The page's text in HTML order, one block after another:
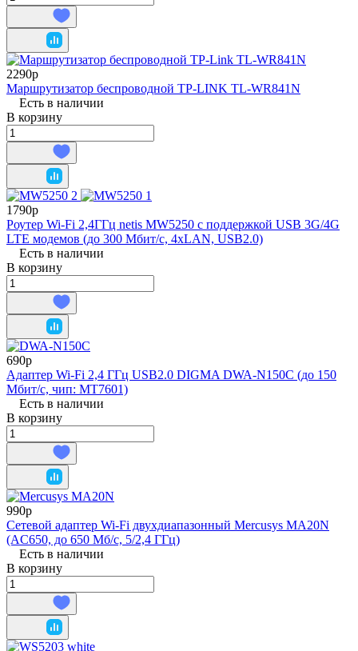
2290р
Маршрутизатор беспроводной TP-LINK TL-WR841N
Есть в наличии
В корзину
1790р
Роутер Wi-Fi 2,4ГГц netis MW5250 с поддержкой USB 3G/4G
LTE модемов (до 300 Мбит/с, 4xLAN, USB2.0)
Есть в наличии
В корзину
690р
Адаптер Wi-Fi 2,4 ГГц USB2.0 DIGMA DWA-N150C (до 150
Мбит/с, чип: MT7601)
Есть в наличии
В корзину
990р
Сетевой адаптер Wi-Fi двухдиапазонный Mercusys MA20N
(AC650, до 650 Мб/с, 5/2,4 ГГц)
Есть в наличии
В корзину